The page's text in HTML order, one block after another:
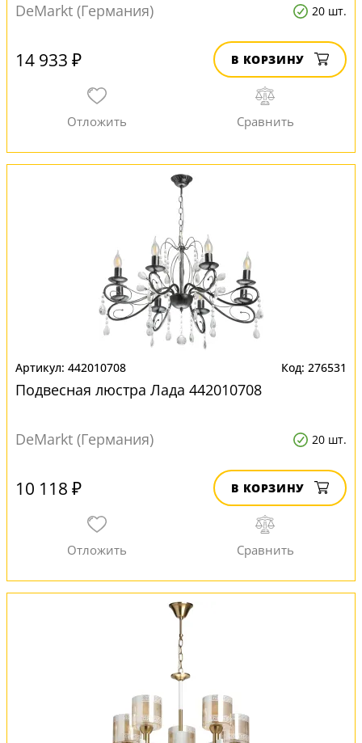
DeMarkt (Германия) 20 шт.
14 933 ₽ В КОРЗИНУ
442010708 276531
Подвесная люстра Лада 442010708
DeMarkt (Германия) 20 шт.
10 118 ₽ В КОРЗИНУ